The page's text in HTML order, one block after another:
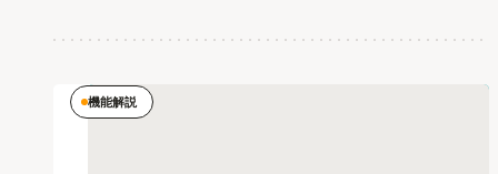
機能解説